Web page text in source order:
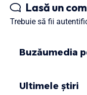
Lasă un
Trebuie să fii
Buzăumedia
Ultimele știri